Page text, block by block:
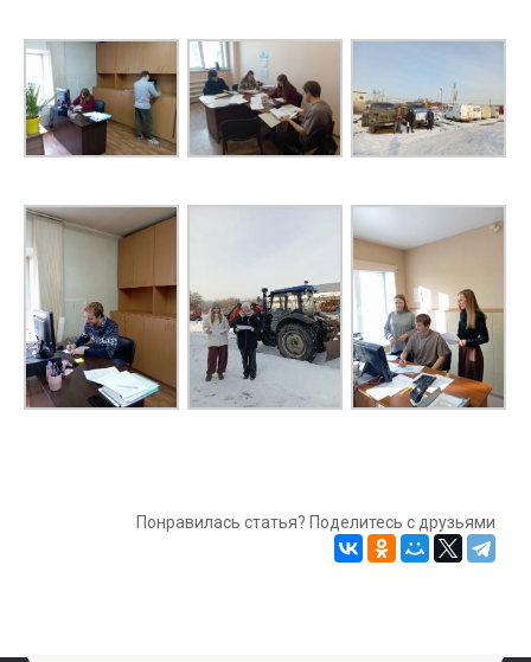
Понравилась статья? Поделитесь с друзьями